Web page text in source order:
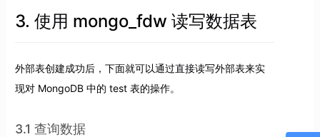
3. 使用 mongo_fdw 读写数据表
外部表创建成功后，下面就可以通过直接读写外部表来实
现对 MongoDB 中的 test 表的操作。
3.1 查询数据